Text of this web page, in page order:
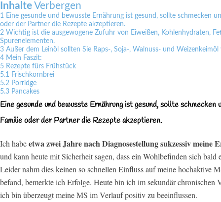
InhalteVerbergen
1 Eine gesunde und bewusste Ernährung ist gesund, sollte schmecken
oder der Partner die Rezepte akzeptieren.
2 Wichtig ist die ausgewogene Zufuhr von Eiweißen, Kohlenhydraten,
Spurenelementen.
3 Außer dem Leinöl sollten Sie Raps-, Soja-, Walnuss- und
4 Mein Faszit:
5 Rezepte fürs Frühstück
5.1 Frischkornbrei
5.2 Porridge
5.3 Pancakes
Eine gesunde und bewusste Ernährung ist gesund, sollte schmecken
Familie oder der Partner die Rezepte akzeptieren.
Ich habeetwa zwei Jahre nach Diagnosestellung sukzessiv meine
und kann heute mit Sicherheit sagen, dass ein Wohlbefinden sich
Leider nahm dies keinen so schnellen Einfluss auf meine hochaktive
befand, bemerkte ich Erfolge. Heute bin ich im sekundär chronischen
ich bin überzeugt meine MS im Verlauf positiv zu beeinflussen.